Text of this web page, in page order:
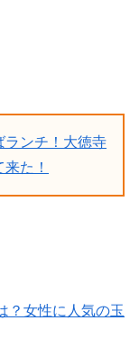
ランチ！大徳寺
た！
？女性に人気の玉